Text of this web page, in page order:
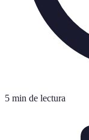
5 min de lectura